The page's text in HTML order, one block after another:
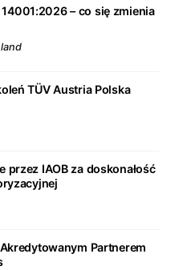
– co się zmienia
TÜV Austria Polska
przez IAOB za doskonałość
Partnerem